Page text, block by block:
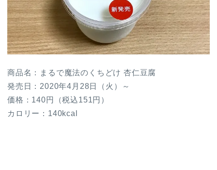
商品名：まるで魔法のくちどけ 杏仁豆腐
発売日：2020年4月28日（火）～
価格：140円（税込151円）
カロリー：140kcal